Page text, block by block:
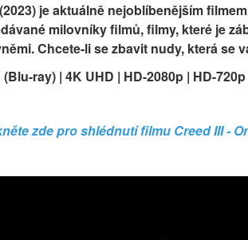
je aktuálně nejoblíbenějším
milovníky filmů, filmy, které je
Chcete-li se zbavit nudy, která se
(Blu-ray) | 4K UHD | HD-2080p | HD-
zde pro shlédnutí filmu Creed III -